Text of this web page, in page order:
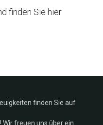
finden Sie hier
Sie auf
Wir freuen uns über ein